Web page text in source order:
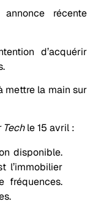
récente
d’acquérir
mettre la main sur
Techle 15 avril :
disponible.
l’immobilier
fréquences.